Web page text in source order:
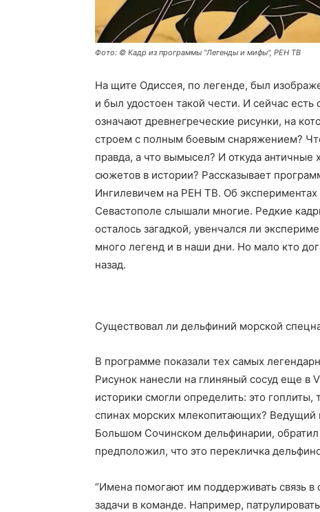
Фото: © Кадр из программы "Легенды и мифы", РЕН ТВ
На щите Одиссея, по легенде, был
и был удостоен такой чести. И сейчас
означают древнегреческие рисунки, на
строем с полным боевым снаряжением?
правда, а что вымысел? И откуда
сюжетов в истории? Рассказывает
Ингилевичем на РЕН ТВ. Об
Севастополе слышали многие. Редкие
осталось загадкой, увенчался ли
много легенд и в наши дни. Но мало кто
назад.
Существовал ли дельфиний морской
В программе показали тех самых
Рисунок нанесли на глиняный сосуд еще в
историки смогли определить: это
спинах морских млекопитающих?
Большом Сочинском дельфинарии,
предположил, что это перекличка
“Имена помогают им поддерживать связь
задачи в команде. Например,